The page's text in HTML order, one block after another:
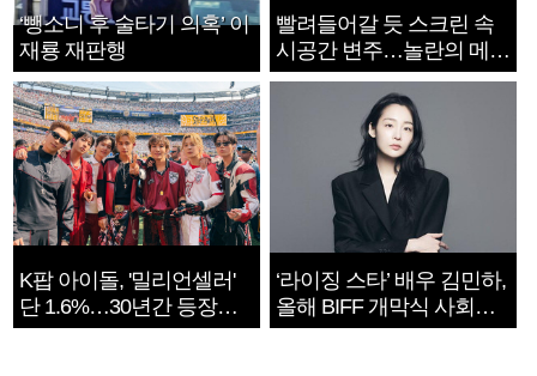
‘뺑소니 후 술타기 의혹’ 이
재룡 재판행
빨려들어갈 듯 스크린 속
시공간 변주…놀란의 메시
지는 ‘전쟁 속죄’
K팝 아이돌, '밀리언셀러'
단 1.6%…30년간 등장
1182개팀 전수조사
‘라이징 스타’ 배우 김민하,
올해 BIFF 개막식 사회자
확정